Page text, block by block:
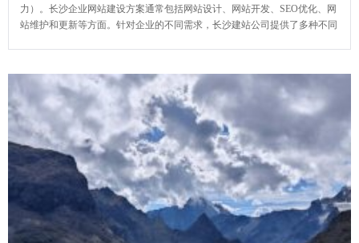
力）。长沙企业网站建设方案通常包括网站设计、网站开发、SEO优化、网
站维护和更新等方面。针对企业的不同需求，长沙建站公司提供了多种不同
站系统小编给大家